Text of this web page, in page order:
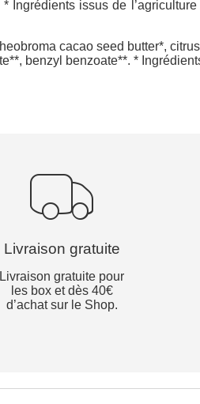
Ingrédients issus de
cacao seed butter*,
benzyl benzoate**. *
Livraison gratuite
Livraison gratuite pour
les box et dès 40€
d’achat sur le Shop.